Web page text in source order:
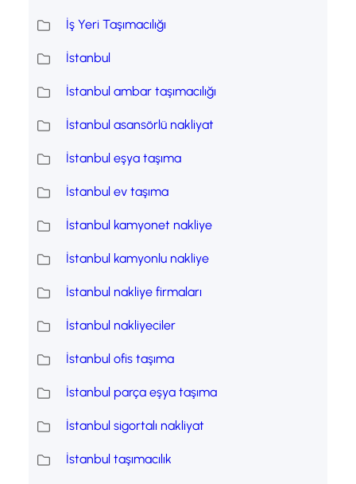
İş Yeri Taşımacılığı
İstanbul
İstanbul ambar taşımacılığı
İstanbul asansörlü nakliyat
İstanbul eşya taşıma
İstanbul ev taşıma
İstanbul kamyonet nakliye
İstanbul kamyonlu nakliye
İstanbul nakliye firmaları
İstanbul nakliyeciler
İstanbul ofis taşıma
İstanbul parça eşya taşıma
İstanbul sigortalı nakliyat
İstanbul taşımacılık